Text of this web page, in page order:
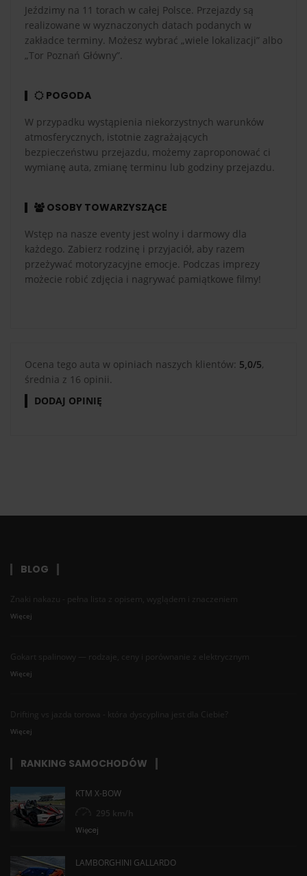
Jeździmy na 11 torach w całej Polsce. Przejazdy są
realizowane w wyznaczonych datach podanych w
zakładce terminy. Możesz wybrać „wiele lokalizacji” albo
„Tor Poznań Główny”.
POGODA
W przypadku wystąpienia niekorzystnych warunków
atmosferycznych, istotnie zagrażających
bezpieczeństwu przejazdu, możemy zaproponować ci
wymianę auta, zmianę terminu lub godziny przejazdu.
OSOBY TOWARZYSZĄCE
Wstęp na nasze eventy jest wolny i darmowy dla
każdego. Zabierz rodzinę i przyjaciół, aby razem
przeżywać motoryzacyjne emocje. Podczas imprezy
możecie robić zdjęcia i nagrywać pamiątkowe filmy!
Ocena tego auta w opiniach naszych klientów: 5,0/5,
średnia z 16 opinii.
DODAJ OPINIĘ
BLOG
Znaki nakazu - pełna lista z opisem, wyglądem i znaczeniem
Więcej
Gokart spalinowy — rodzaje, ceny i porównanie z elektrycznym
Więcej
Drifting vs jazda torowa - która dyscyplina jest dla Ciebie?
Więcej
RANKING SAMOCHODÓW
KTM X-BOW
295 km/h
Więcej
LAMBORGHINI GALLARDO